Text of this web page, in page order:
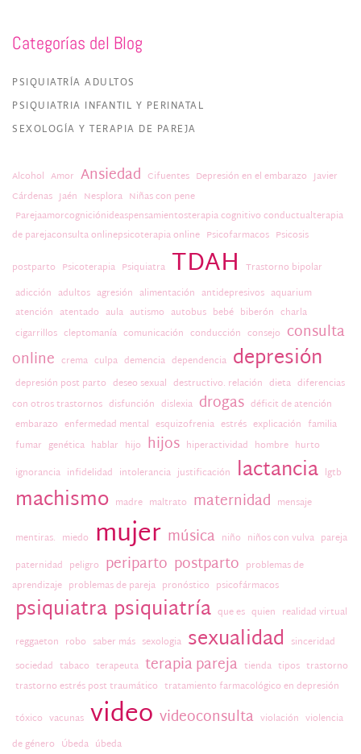
Categorías del Blog
PSIQUIATRÍA ADULTOS
PSIQUIATRIA INFANTIL Y PERINATAL
SEXOLOGÍA Y TERAPIA DE PAREJA
Alcohol Amor Ansiedad Cifuentes Depresión en el embarazo Javier
Cárdenas Jaén Nesplora Niñas con pene
Parejaamorcogniciónideaspensamientosterapia cognitivo conductualterapia
de parejaconsulta onlinepsicoterapia online Psicofarmacos Psicosis
postparto Psicoterapia Psiquiatra TDAH Trastorno bipolar
adicción adultos agresión alimentación antidepresivos aquarium
atención atentado aula autismo autobus bebé biberón charla
cigarrillos cleptomanía comunicación conducción consejo consulta
online crema culpa demencia dependencia depresión
depresión post parto deseo sexual destructivo. relación dieta diferencias
con otros trastornos disfunción dislexia drogas déficit de atención
embarazo enfermedad mental esquizofrenia estrés explicación familia
fumar genética hablar hijo hijos hiperactividad hombre hurto
ignorancia infidelidad intolerancia justificación lactancia lgtb
machismo madre maltrato maternidad mensaje
mentiras. miedo mujer música niño niños con vulva pareja
paternidad peligro periparto postparto problemas de
aprendizaje problemas de pareja pronóstico psicofármacos
psiquiatra psiquiatría que es quien realidad virtual
reggaeton robo saber más sexologia sexualidad sinceridad
sociedad tabaco terapeuta terapia pareja tienda tipos trastorno
trastorno estrés post traumático tratamiento farmacológico en depresión
tóxico vacunas video videoconsulta violación violencia
de género Úbeda úbeda